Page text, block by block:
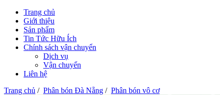
Trang chủ
Giới thiệu
Sản phẩm
Tin Tức Hữu Ích
Chính sách vận chuyển
Dịch vụ
Vận chuyển
Liên hệ
Trang chủ / Phân bón Đà Nẵng / Phân bón vô cơ